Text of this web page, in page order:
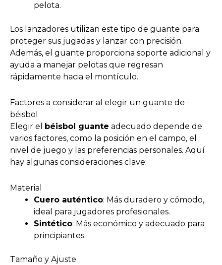
pelota.
Los lanzadores utilizan este tipo de guante para
proteger sus jugadas y lanzar con precisión.
Además, el guante proporciona soporte adicional y
ayuda a manejar pelotas que regresan
rápidamente hacia el montículo.
Factores a considerar al elegir un guante de
béisbol
Elegir el
béisbol guante adecuado depende de
varios factores, como la posición en el campo, el
nivel de juego y las preferencias personales. Aquí
hay algunas consideraciones clave:
Material
Cuero auténtico: Más duradero y cómodo,
ideal para jugadores profesionales.
Sintético: Más económico y adecuado para
principiantes.
Tamaño y Ajuste